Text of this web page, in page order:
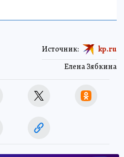
Елена Зябкина
Источник: kp.ru